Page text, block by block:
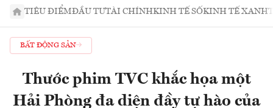
TIÊU ĐIỂMĐẦU TƯTÀI CHÍNHKINH TẾ SỐKINH TẾ XANH
BẤT ĐỘNG SẢN
Thước phim TVC khắc họa một
Hải Phòng đa diện đầy tự hào của